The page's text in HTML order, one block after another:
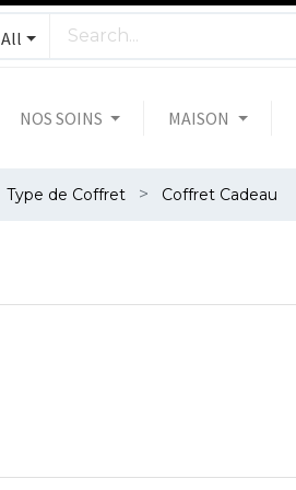
All
NOS SOINS MAISON
Type de Coffret Coffret Cadeau